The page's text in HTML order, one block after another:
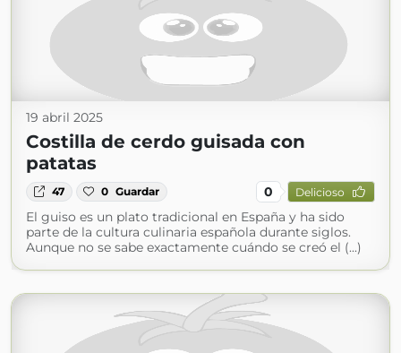
19 abril 2025
Costilla de cerdo guisada con
patatas
47 0 Guardar 0 Delicioso
El guiso es un plato tradicional en España y ha sido
parte de la cultura culinaria española durante siglos.
Aunque no se sabe exactamente cuándo se creó el (...)